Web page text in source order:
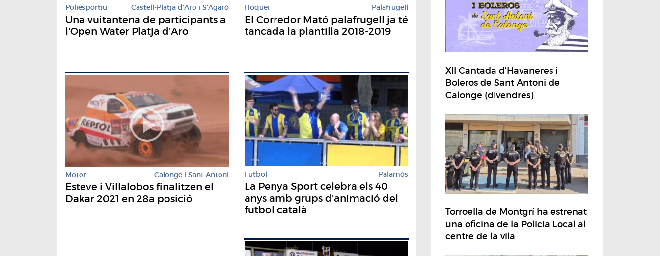
Poliesportiu Castell-Platja d'Aro i S'Agaró
Una vuitantena de participants a
l'Open Water Platja d'Aro
Hoquei Palafrugell
El Corredor Mató palafrugell ja té
tancada la plantilla 2018-2019
Motor Calonge i Sant Antoni
Esteve i Villalobos finalitzen el
Dakar 2021 en 28a posició
Futbol Palamós
La Penya Sport celebra els 40
anys amb grups d'animació del
futbol català
XII Cantada d'Havaneres i
Boleros de Sant Antoni de
Calonge (divendres)
Torroella de Montgrí ha estrenat
una oficina de la Policia Local al
centre de la vila